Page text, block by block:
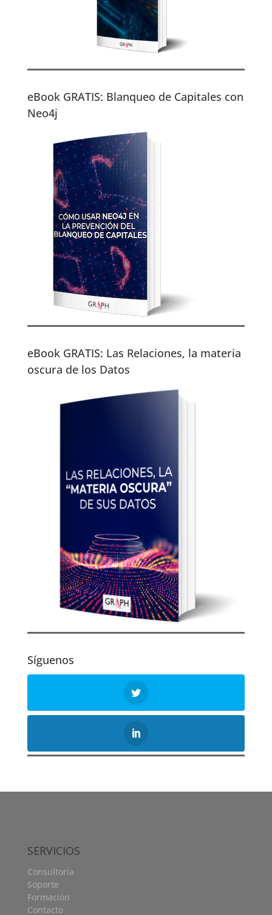
eBook GRATIS: Blanqueo de Capitales con
Neo4j
eBook GRATIS: Las Relaciones, la materia
oscura de los Datos
Síguenos
SERVICIOS
Consultoría
Soporte
Formación
Contacto